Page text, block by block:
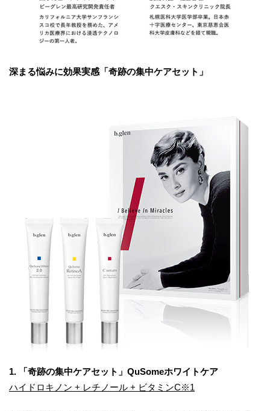
深まる悩みに効果実感「奇跡の集中ケアセット」
1. 「奇跡の集中ケアセット」QuSomeホワイトケア
ハイドロキノン + レチノール + ビタミンC※1